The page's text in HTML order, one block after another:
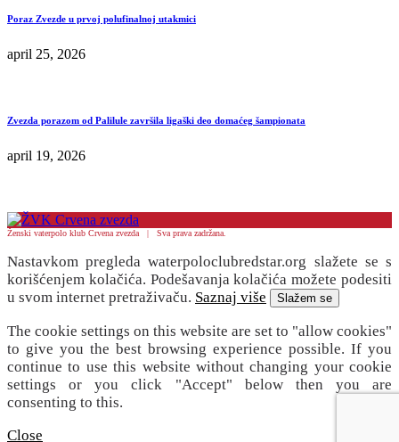
Poraz Zvezde u prvoj polufinalnoj utakmici
april 25, 2026
Zvezda porazom od Palilule završila ligaški deo domaćeg šampionata
april 19, 2026
Ženski vaterpolo klub Crvena zvezda | Sva prava zadržana.
Nastavkom pregleda waterpoloclubredstar.org slažete se s
korišćenjem kolačića. Podešavanja kolačića možete podesiti
u svom internet pretraživaču. Saznaj više Slažem se
The cookie settings on this website are set to "allow cookies"
to give you the best browsing experience possible. If you
continue to use this website without changing your cookie
settings or you click "Accept" below then you are
consenting to this.
Close